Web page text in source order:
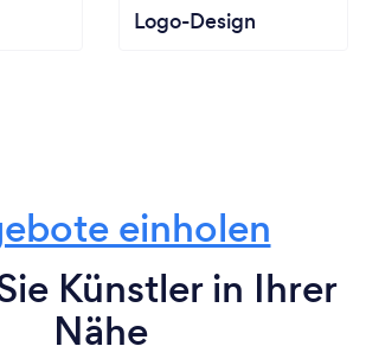
Logo-Design
einholen
Künstler in Ihrer
Nähe